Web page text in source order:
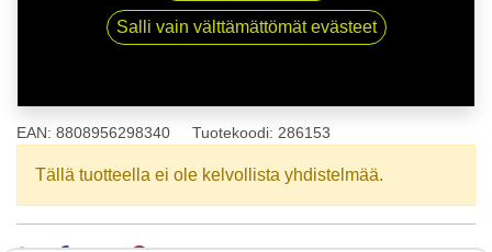
175/60R16 82H KUMHO SOLUS
EAN: 8808956298340 Tuotekoodi: 286153
Tällä tuotteella ei ole kelvollista yhdistelmää.
Salli vain välttämättömät evästeet